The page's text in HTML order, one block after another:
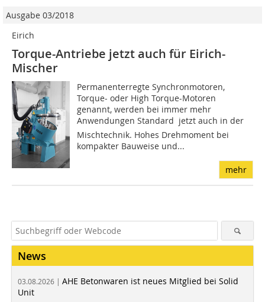
Ausgabe 03/2018
Eirich
Torque-Antriebe jetzt auch für Eirich-
Mischer
Permanenterregte Synchronmotoren,
Torque- oder High Torque-Motoren
genannt, werden bei immer mehr
Anwendungen Standard  jetzt auch in der
Mischtechnik. Hohes Drehmoment bei
kompakter Bauweise und...
mehr
News
03.08.2026 | AHE Betonwaren ist neues Mitglied bei Solid
Unit